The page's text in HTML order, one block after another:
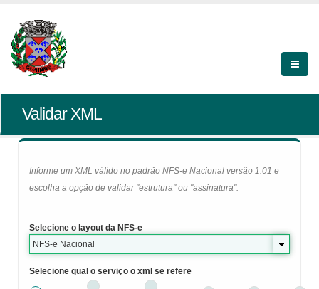
Validar XML
Informe um XML válido no padrão NFS-e Nacional versão 1.01 e
escolha a opção de validar "estrutura" ou "assinatura".
Selecione o layout da NFS-e
NFS-e Nacional
Selecione qual o serviço o xml se refere